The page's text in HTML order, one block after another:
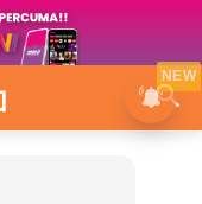
NEW